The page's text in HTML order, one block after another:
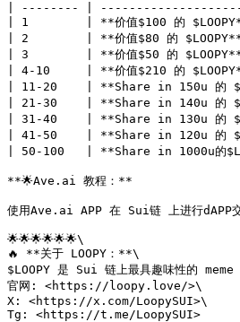
| -------- |
| 1        | **价值$100 的
| 2        | **价值$80 的
| 3        | **价值$50 的
| 4-10     | **价值$210 的
| 11-20    | **Share in 150u 的
| 21-30    | **Share in 140u 的
| 31-40    | **Share in 130u 的
| 41-50    | **Share in 120u 的
| 50-100   | **Share in 1000u的
**🌟Ave.ai 教程：**
使用Ave.ai APP 在 Sui链 上进行
🌟🌟🌟🌟🌟🌟\
🔥 **关于 LOOPY：**\
$LOOPY 是 Sui 链上最具趣味性的
官网: <https://loopy.love/>\
X: <https://x.com/LoopySUI>\
Tg: <https://t.me/LoopySUI>